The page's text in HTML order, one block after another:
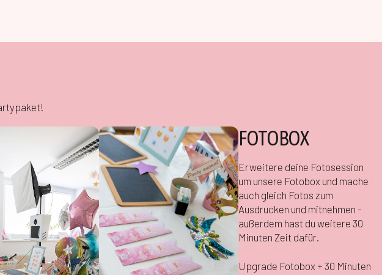
FOTOBOX
Erweitere deine Fotosession
um unsere Fotobox und mache
auch gleich Fotos zum
Ausdrucken und mitnehmen -
außerdem hast du weitere 30
Minuten Zeit dafür.
Upgrade Fotobox + 30 Minuten